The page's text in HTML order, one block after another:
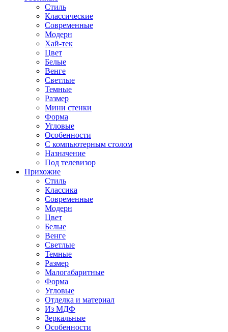
Стиль
Классические
Современные
Модерн
Хай-тек
Цвет
Белые
Венге
Светлые
Темные
Размер
Мини стенки
Форма
Угловые
Особенности
С компьютерным столом
Назначение
Под телевизор
Прихожие
Стиль
Классика
Современные
Модерн
Цвет
Белые
Венге
Светлые
Темные
Размер
Малогабаритные
Форма
Угловые
Отделка и материал
Из МДФ
Зеркальные
Особенности